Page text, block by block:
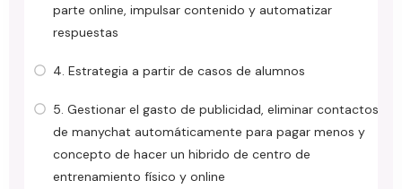
parte online, impulsar contenido y automatizar
respuestas
4. Estrategia a partir de casos de alumnos
5. Gestionar el gasto de publicidad, eliminar contactos
de manychat automáticamente para pagar menos y
concepto de hacer un hibrido de centro de
entrenamiento físico y online